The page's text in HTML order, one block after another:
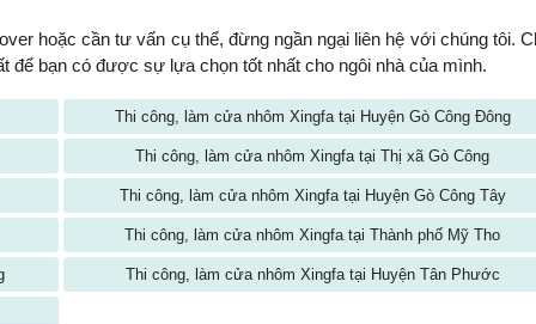
hoặc cần tư vấn cụ thể, đừng ngần ngại liên hệ với chúng tôi.
để bạn có được sự lựa chọn tốt nhất cho ngôi nhà của mình.
Thi công, làm cửa nhôm Xingfa tại Huyện Gò Công Đông
Thi công, làm cửa nhôm Xingfa tại Thị xã Gò Công
Thi công, làm cửa nhôm Xingfa tại Huyện Gò Công Tây
Thi công, làm cửa nhôm Xingfa tại Thành phố Mỹ Tho
Thi công, làm cửa nhôm Xingfa tại Huyện Tân Phước